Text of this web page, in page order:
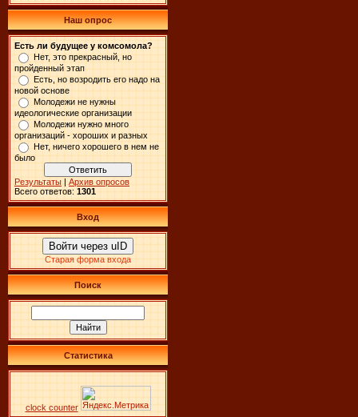
Наш опрос
Есть ли будущее у комсомола?
Нет, это прекрасный, но
пройденный этап
Есть, но возродить его надо на
новой основе
Молодежи не нужны
идеологические организации
Молодежи нужно много
организаций - хороших и разных
Нет, ничего хорошего в нем не
было
Результаты | Архив опросов
Всего ответов: 1301
Вход
Войти через uID
Старая форма входа
Поиск
Статистика
clock counter